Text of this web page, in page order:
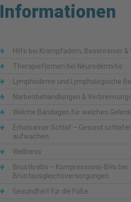
Informationen
Hilfe bei Krampfadern, Besenreiser &
Therapieformen bei Neurodermitis
Lymphödeme und Lymphologische
Narbenbehandlungen &
Welche Bandagen für welches
Erholsamer Schlaf – Gesund
aufwachen
Wellness
Brustkrebs – Kompressions-BHs bei
Brustausgleichsversorgungen
Gesundheit für die Füße